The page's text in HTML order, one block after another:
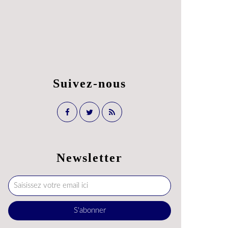
Newsletter
Suivez-nous